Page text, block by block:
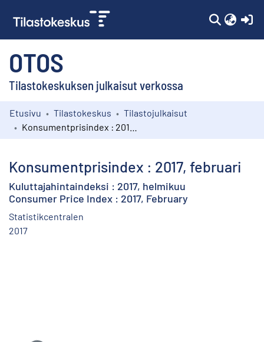
OTOS
Tilastokeskuksen julkaisut verkossa
Kokoelmat
Etusivu Tilastokeskus
Tilastojulkaisut
Konsumentprisindex : 2017, februari
Kuluttajahintaindeksi : 2017, helmikuu
Consumer Price Index : 2017, February
Statistikcentralen
2017